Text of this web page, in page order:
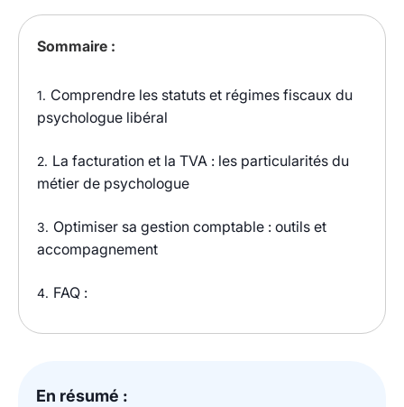
Sommaire :
1. Comprendre les statuts et régimes fiscaux du
psychologue libéral
2. La facturation et la TVA : les particularités du
métier de psychologue
3. Optimiser sa gestion comptable : outils et
accompagnement
4. FAQ :
En résumé :